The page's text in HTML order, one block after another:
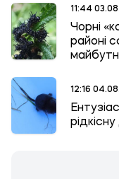
11:44
Чорні
районі
12:16